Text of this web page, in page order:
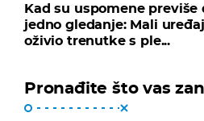
Kad su uspomene previše
jedno gledanje: Mali
oživio trenutke s ple...
Pronađite što vas